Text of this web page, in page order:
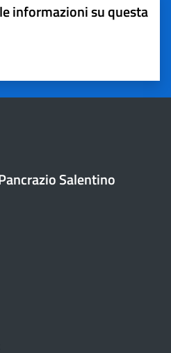
informazioni su questa
su 5
su 5
Salentino